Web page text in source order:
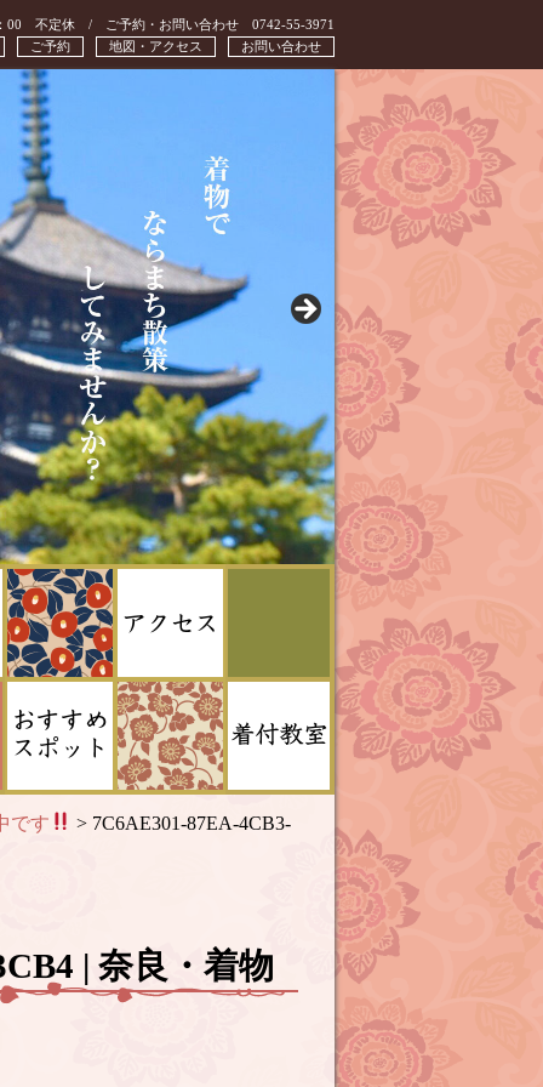
00 不定休 / ご予約・お問い合わせ 0742-55-3971
お問い合わせ
地図・アクセス
ご予約
です > 7C6AE301-87EA-4CB3-
| 奈良・着物